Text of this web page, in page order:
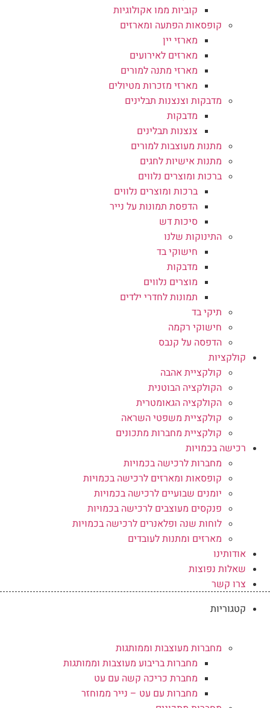
קוביות ממו אקולוגיות
קופסאות הפתעה ומארזים
מארזי יין
מארזים לאירועים
מארזי מתנה למורים
מארזי מזכרות מטיולים
מדבקות וצנצנות תבלינים
מדבקות
צנצנות תבלינים
מתנות מעוצבות למורים
מתנות אישיות לחגים
ברכות ומוצרים נלווים
ברכות ומוצרים נלווים
הדפסת תמונות על נייר
סיכות דש
התינוקות שלנו
חישוקי בד
מדבקות
מוצרים נלווים
תמונות לחדרי ילדים
תיקי בד
חישוקי רקמה
הדפסה על קנבס
קולקציות
קולקציית אהבה
הקולקציה הבוטנית
הקולקציה הגאומטרית
קולקציית משפטי השראה
קולקציית מחברות מתכונים
רכישה בכמויות
מחברות לרכישה בכמויות
קופסאות ומארזים לרכישה בכמויות
יומנים שבועיים לרכישה בכמויות
פנקסים מעוצבים לרכישה בכמויות
לוחות שנה ופלאנרים לרכישה בכמויות
מארזים ומתנות לעובדים
אודותינו
שאלות נפוצות
צרו קשר
קטגוריות
מחברות מעוצבות וממותגות
מחברות בריבוע מעוצבות וממותגות
מחברת כריכה קשה עם עט
מחברות עם עט – נייר ממוחזר